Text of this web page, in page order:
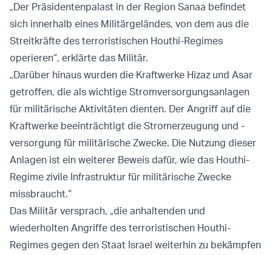
„Der Präsidentenpalast in der Region Sanaa befindet
sich innerhalb eines Militärgeländes, von dem aus die
Streitkräfte des terroristischen Houthi-Regimes
operieren“, erklärte das Militär.
„Darüber hinaus wurden die Kraftwerke Hizaz und Asar
getroffen, die als wichtige Stromversorgungsanlagen
für militärische Aktivitäten dienten. Der Angriff auf die
Kraftwerke beeinträchtigt die Stromerzeugung und -
versorgung für militärische Zwecke. Die Nutzung dieser
Anlagen ist ein weiterer Beweis dafür, wie das Houthi-
Regime zivile Infrastruktur für militärische Zwecke
missbraucht.“
Das Militär versprach, „die anhaltenden und
wiederholten Angriffe des terroristischen Houthi-
Regimes gegen den Staat Israel weiterhin zu bekämpfen